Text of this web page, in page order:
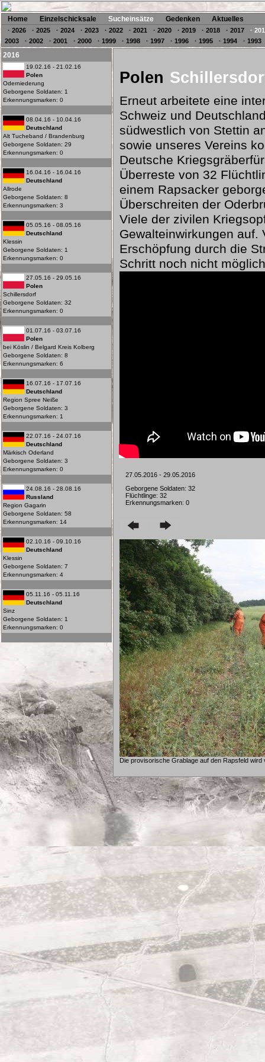
Home Einzelschicksale Sucheinsätze Gedenken Aktuelles
· 2026 · 2025 · 2024 · 2023 · 2022 · 2021 · 2020 · 2019 · 2018 · 2017
·
2003
· 2002 · 2001 · 2000 · 1999 · 1998 · 1997 · 1996 · 1995 · 1994 · 1993
2016
19.02.16 - 21.02.16
Polen
Oderniederung
Geborgene Soldaten: 1
Erkennungsmarken: 0
08.04.16 - 10.04.16
Deutschland
Alt Tucheband / Brandenburg
Geborgene Soldaten: 29
Erkennungsmarken: 0
16.04.16 - 16.04.16
Deutschland
Allrode
Geborgene Soldaten: 8
Erkennungsmarken: 3
05.05.16 - 08.05.16
Deutschland
Klessin
Geborgene Soldaten: 1
Erkennungsmarken: 0
27.05.16 - 29.05.16
Polen
Schillersdorf
Geborgene Soldaten: 32
Erkennungsmarken: 0
01.07.16 - 03.07.16
Polen
bei Köslin / Belgard Kreis Kolberg
Geborgene Soldaten: 8
Erkennungsmarken: 6
16.07.16 - 17.07.16
Deutschland
Region Spree Neiße
Geborgene Soldaten: 3
Erkennungsmarken: 1
22.07.16 - 24.07.16
Deutschland
Märkisch Oderland
Geborgene Soldaten: 3
Erkennungsmarken: 0
24.08.16 - 28.08.16
Russland
Region Gagarin
Geborgene Soldaten: 58
Erkennungsmarken: 14
02.10.16 - 09.10.16
Deutschland
Klessin
Geborgene Soldaten: 7
Erkennungsmarken: 4
05.11.16 - 05.11.16
Deutschland
Sinz
Geborgene Soldaten: 1
Erkennungsmarken: 0
Polen
Erneut arbeitete eine
Schweiz und
südwestlich von Stettin
sowie unseres Vereins
Deutsche
Überreste von 32
einem Rapsacker
Überschreiten der
Viele der zivilen
Gewalteinwirkungen auf.
Erschöpfung durch die
Schritt noch nicht
27.05.2016 - 29.05.2016
Geborgene Soldaten: 32
Flüchtlinge: 32
Erkennungsmarken: 0
Die provisorische Grablage auf den Rapsfeld wird